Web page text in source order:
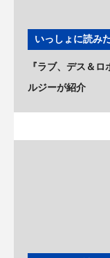
いっしょに読み
『ラブ、デス＆
ルジーが紹介